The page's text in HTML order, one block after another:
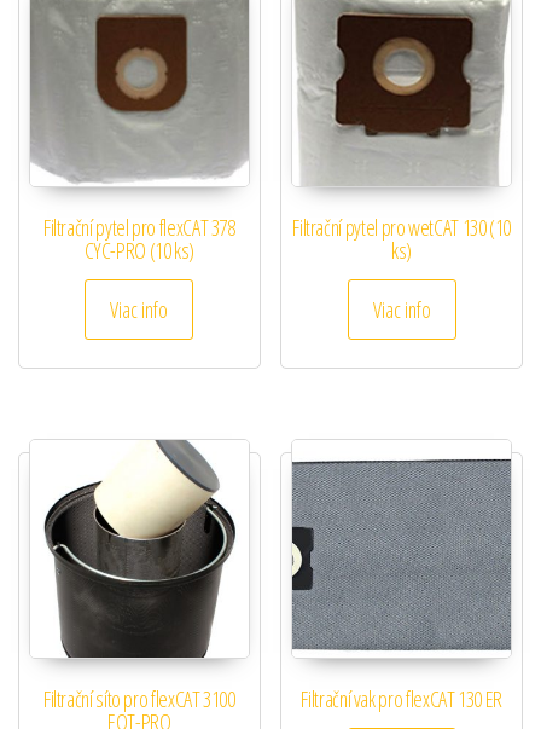
Filtrační pytel pro flexCAT 378
CYC-PRO (10 ks)
Viac info
Filtrační pytel pro wetCAT 130 (10
ks)
Viac info
Filtrační síto pro flexCAT 3100
EOT-PRO
Filtrační vak pro flexCAT 130 ER